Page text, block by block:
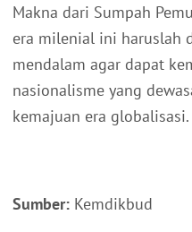
Makna dari Sumpah
era milenial ini haruslah
mendalam agar dapat
nasionalisme yang
kemajuan era globalisasi.
Sumber: Kemdikbud